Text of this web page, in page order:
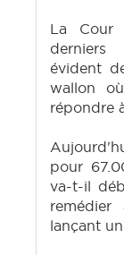
La Cour
derniers
évident
wallon
répondre
pour
va-t-il
remédier
lançant